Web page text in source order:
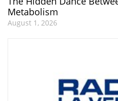
Metabolism
August 1, 2026